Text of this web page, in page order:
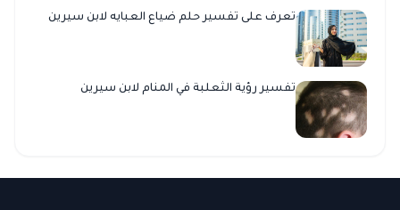
تعرف على تفسير حلم ضياع العبايه لابن سيرين
تفسير رؤية الثعلبة في المنام لابن سيرين